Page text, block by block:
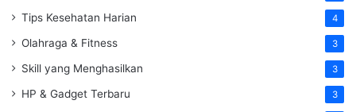
Tips Kesehatan Harian 4
Olahraga & Fitness 3
Skill yang Menghasilkan 3
HP & Gadget Terbaru 3